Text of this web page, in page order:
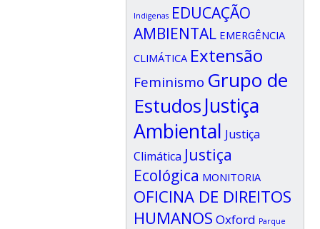
Indigenas EDUCAÇÃO
AMBIENTAL EMERGÊNCIA
CLIMÁTICA Extensão
Feminismo Grupo de
EstudosJustiça
Ambiental Justiça
Climática Justiça
Ecológica MONITORIA
OFICINA DE DIREITOS
HUMANOS Oxford Parque